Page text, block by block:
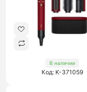
В наличии
Код: K-371059